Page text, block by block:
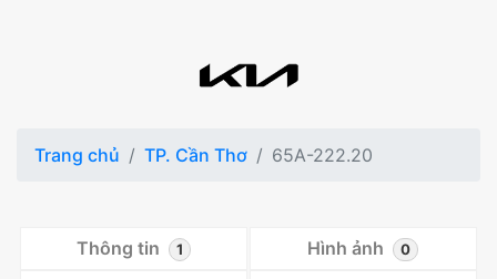
Trang chủ TP. Cần Thơ 65A-222.20
Thông tin 1 Hình ảnh 0